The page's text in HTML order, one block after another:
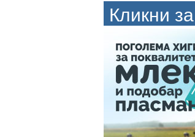
Кликни